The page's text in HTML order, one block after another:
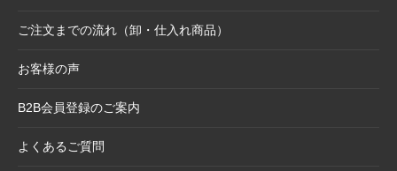
2025.8.28 【和綴じノート】新柄発表
2025.8.21
2025.8.19
【新商品案内】躍進を呼び込む縁起物─2026
ご注文までの流れ（卸・仕入れ商品）
お客様の声
B2B会員登録のご案内
よくあるご質問